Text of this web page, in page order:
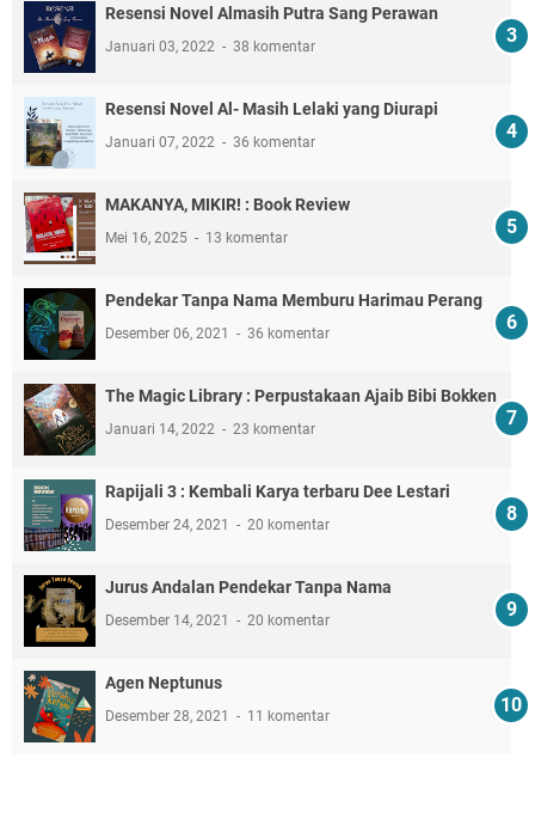
Resensi Novel Almasih Putra Sang Perawan
Januari 03, 2022 38 komentar
Resensi Novel Al- Masih Lelaki yang Diurapi
Januari 07, 2022 36 komentar
MAKANYA, MIKIR! : Book Review
Mei 16, 2025 13 komentar
Pendekar Tanpa Nama Memburu Harimau Perang
Desember 06, 2021 36 komentar
The Magic Library : Perpustakaan Ajaib Bibi Bokken
Januari 14, 2022 23 komentar
Rapijali 3 : Kembali Karya terbaru Dee Lestari
Desember 24, 2021 20 komentar
Jurus Andalan Pendekar Tanpa Nama
Desember 14, 2021 20 komentar
Agen Neptunus
Desember 28, 2021 11 komentar